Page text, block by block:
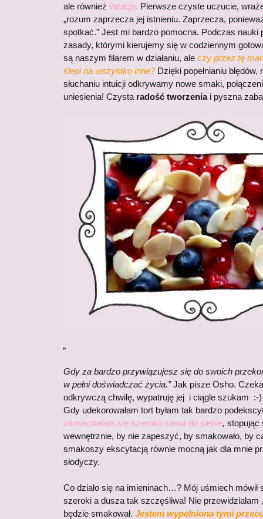
ale również intuicja. Pierwsze czyste uczucie,
„rozum zaprzecza jej istnieniu. Zaprzecza,
spotkać.” Jest mi bardzo pomocna. Podczas nauki
zasady, którymi kierujemy się w codziennym
są naszym filarem w działaniu, ale czy przez tę
ślepi na wszystko inne?Dzięki popełnianiu
słuchaniu intuicji odkrywamy nowe smaki,
uniesienia! Czysta radość tworzeniai pyszna
„
Gdy za bardzo przywiązujesz się do swoich
w pełni doświadczać życia.”Jak pisze Osho.
odkrywczą chwilę, wypatruję jej i ciągle szukam :-)
Gdy udekorowałam tort byłam tak bardzo
uśmiechałam się szeroko sama do siebie, stopując
wewnętrznie, by nie zapeszyć, by smakowało, by
smakoszy ekscytacją równie mocną jak dla mnie
słodyczy.
Co działo się na imieninach…? Mój uśmiech mówił
szeroki a dusza tak szczęśliwa! Nie przewidziałam
będzie smakował. Jestem wypełniona tymi